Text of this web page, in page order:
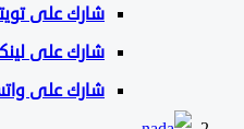
شارك على تويتر
شارك على لينكد إن
شارك على واتس آب